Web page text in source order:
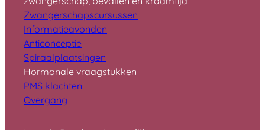
Zwangerschapscursussen
Informatieavonden
Anticonceptie
Spiraalplaatsingen
Hormonale vraagstukken
PMS klachten
Overgang